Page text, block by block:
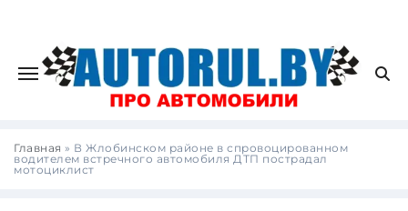
Главная » В Жлобинском районе в спровоцированном
водителем встречного автомобиля ДТП пострадал
мотоциклист